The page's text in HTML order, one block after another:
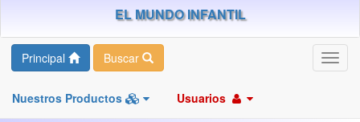
EL MUNDO INFANTIL
Principal Buscar
Nuestros Productos Usuarios